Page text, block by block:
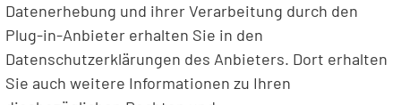
Datenerhebung und ihrer Verarbeitung durch den
Plug-in-Anbieter erhalten Sie in den
Datenschutzerklärungen des Anbieters. Dort erhalten
Sie auch weitere Informationen zu Ihren